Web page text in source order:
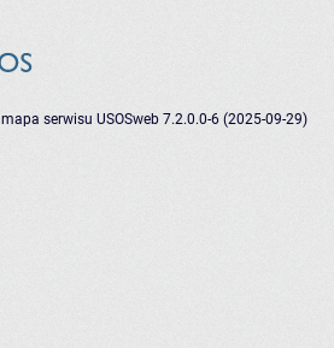
mapa serwisu USOSweb 7.2.0.0-6 (2025-09-29)